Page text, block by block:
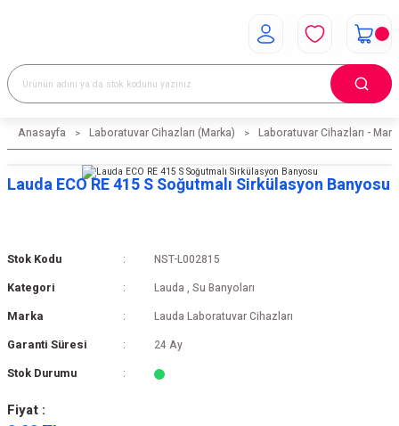
Anasayfa Laboratuvar Cihazları (Marka) Laboratuvar Cihazları -
Lauda ECO RE 415 S Soğutmalı Sirkülasyon Banyosu
Stok Kodu NST-L002815
Kategori Lauda , Su Banyoları
Marka Lauda Laboratuvar Cihazları
Garanti Süresi 24 Ay
Stok Durumu
Fiyat :